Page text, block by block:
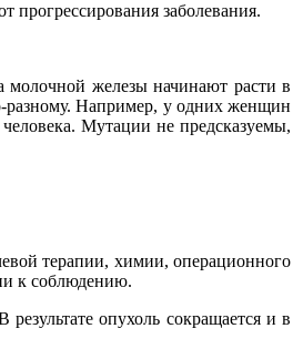
прогрессирования заболевания.
молочной железы начинают расти в
разному. Например, у одних женщин
Мутации не предсказуемы,
терапии, химии, операционного
к соблюдению.
опухоль сокращается и в